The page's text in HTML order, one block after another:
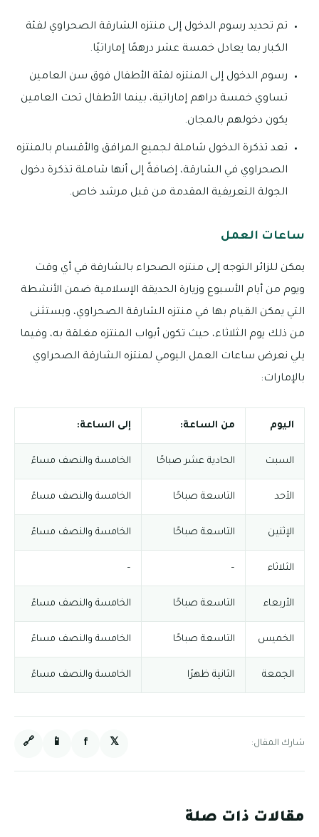
تم تحديد رسوم الدخول إلى منتزه الشارقة الصحراوي لفئة
الكبار بما يعادل خمسة عشر درهمًا إماراتيًا.
رسوم الدخول إلى المنتزه لفئة الأطفال فوق سن العامين
تساوي خمسة دراهم إماراتية، بينما الأطفال تحت العامين
يكون دخولهم بالمجان.
تعد تذكرة الدخول شاملة لجميع المرافق والأقسام بالمنتزه
الصحراوي في الشارقة، إضافةً إلى أنها شاملة تذكرة دخول
الجولة التعريفية المقدمة من قبل مرشد خاص.
ساعات العمل
يمكن للزائر التوجه إلى منتزه الصحراء بالشارقة في أي وقت
ويوم من أيام الأسبوع وزيارة الحديقة الإسلامية ضمن الأنشطة
التي يمكن القيام بها في منتزه الشارقة الصحراوي، ويستثنى
من ذلك يوم الثلاثاء، حيث تكون أبواب المنتزه مغلقة به، وفيما
يلي نعرض ساعات العمل اليومي لمنتزه الشارقة الصحراوي
بالإمارات:
اليوم من الساعة: إلى الساعة:
السبت الحادية عشر صباحًا الخامسة والنصف مساءً
الأحد التاسعة صباحًا الخامسة والنصف مساءً
الإثنين التاسعة صباحًا الخامسة والنصف مساءً
الثلاثاء –
–
الأربعاء التاسعة صباحًا الخامسة والنصف مساءً
الخميس التاسعة صباحًا الخامسة والنصف مساءً
الجمعة الثانية ظهرًا الخامسة والنصف مساءً
شارك المقال: 𝕏
f
📱
🔗
مقالات ذات صلة